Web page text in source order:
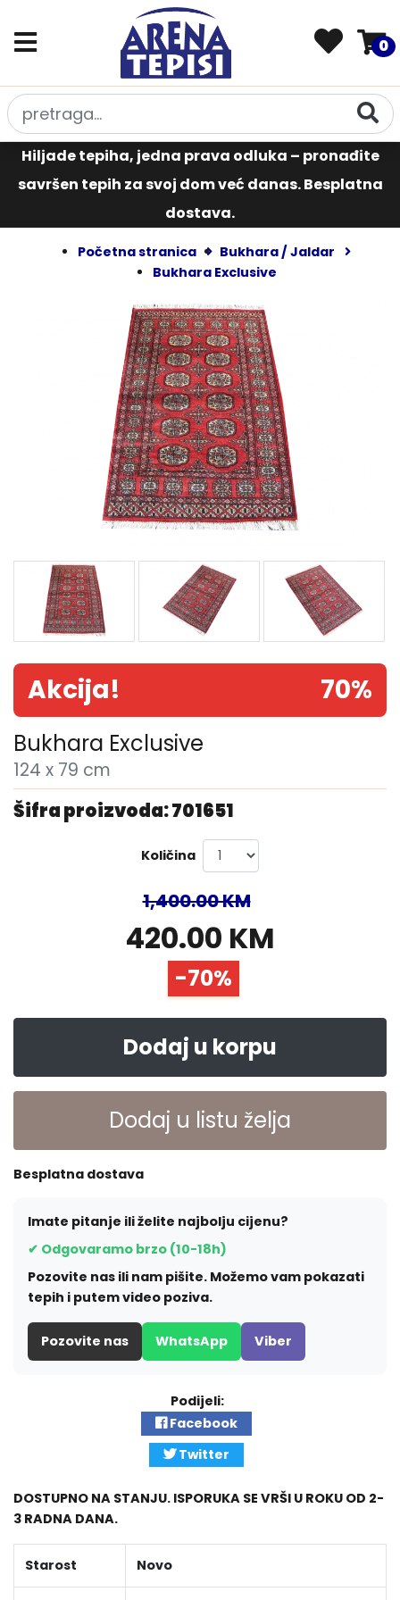
0
Hiljade tepiha, jedna prava odluka – pronađite
savršen tepih za svoj dom već danas. Besplatna
dostava.
Početna stranica
Bukhara / Jaldar
Bukhara Exclusive
Akcija! 70%
Bukhara Exclusive
124 x 79 cm
Šifra proizvoda: 701651
Količina
1,400.00 KM
420.00 KM
-70%
Dodaj u korpu
Dodaj u listu želja
Besplatna dostava
Imate pitanje ili želite najbolju cijenu?
✔ Odgovaramo brzo (10-18h)
Pozovite nas ili nam pišite. Možemo vam pokazati
tepih i putem video poziva.
Pozovite nas WhatsApp Viber
Podijeli:
Facebook
Twitter
DOSTUPNO NA STANJU. ISPORUKA SE VRŠI U ROKU OD 2-
3 RADNA DANA.
Starost Novo